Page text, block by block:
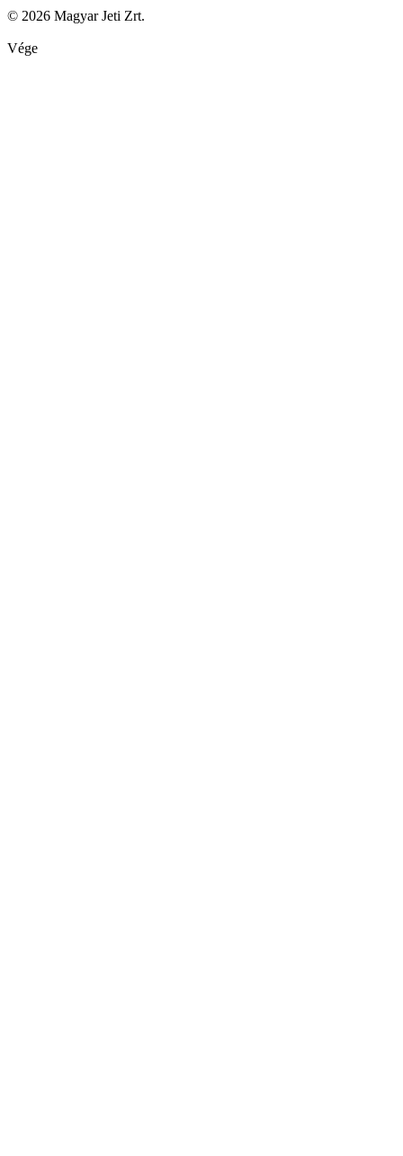
© 2026 Magyar Jeti Zrt.
Vége